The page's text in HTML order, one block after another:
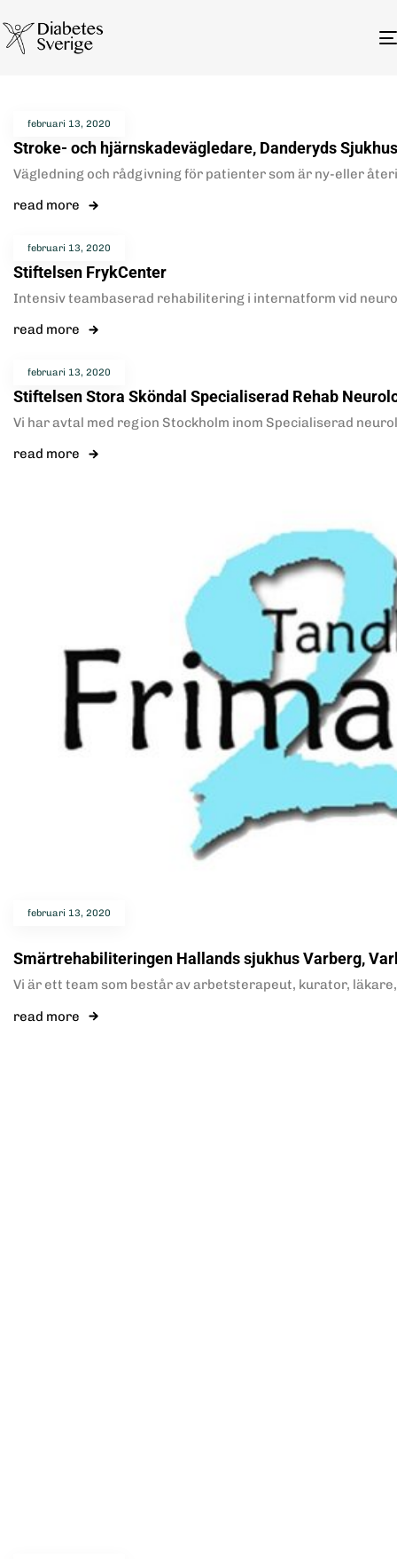
februari 13, 2020
Stroke- och hjärnskadevägledare, Danderyds
Vägledning och rådgivning för patienter som är ny-eller
read more
februari 13, 2020
Stiftelsen FrykCenter
Intensiv teambaserad rehabilitering i internatform vid
read more
februari 13, 2020
Stiftelsen Stora Sköndal Specialiserad Rehab
Vi har avtal med region Stockholm inom Specialiserad
read more
februari 13, 2020
Smärtrehabiliteringen Hallands sjukhus Varberg,
Vi är ett team som består av arbetsterapeut, kurator,
read more